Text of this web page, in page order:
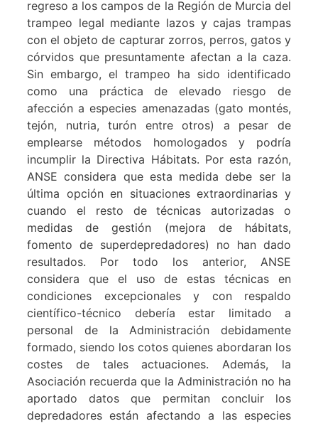
regreso a los campos de la Región de Murcia del
trampeo legal mediante lazos y cajas trampas
con el objeto de capturar zorros, perros, gatos y
córvidos que presuntamente afectan a la caza.
Sin embargo, el trampeo ha sido identificado
como una práctica de elevado riesgo de
afección a especies amenazadas (gato montés,
tejón, nutria, turón entre otros) a pesar de
emplearse métodos homologados y podría
incumplir la Directiva Hábitats. Por esta razón,
ANSE considera que esta medida debe ser la
última opción en situaciones extraordinarias y
cuando el resto de técnicas autorizadas o
medidas de gestión (mejora de hábitats,
fomento de superdepredadores) no han dado
resultados. Por todo los anterior, ANSE
considera que el uso de estas técnicas en
condiciones excepcionales y con respaldo
científico-técnico debería estar limitado a
personal de la Administración debidamente
formado, siendo los cotos quienes abordaran los
costes de tales actuaciones. Además, la
Asociación recuerda que la Administración no ha
aportado datos que permitan concluir los
depredadores están afectando a las especies